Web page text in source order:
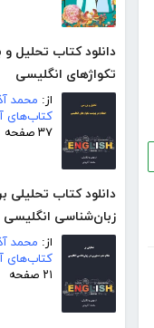
دانلود کتاب تحلیل
تکواژهای انگلیسی
از: محمد
کتاب‌های
۳۷ صفحه
دانلود کتاب تحلیلی
زبان‌شناسی انگلیسی
از: محمد
کتاب‌های
۲۱ صفحه